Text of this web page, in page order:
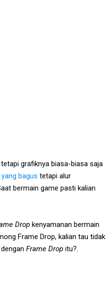
grafiknya biasa-biasa saja
bagus tetapi alur
bermain game pasti kalian
Drop kenyamanan bermain
Frame Drop, kalian tau tidak
Frame Drop itu?.